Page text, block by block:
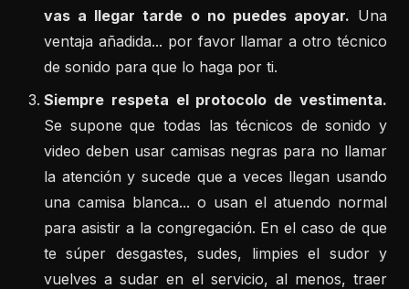
vas a llegar tarde o no puedes apoyar. Una
ventaja añadida... por favor llamar a otro técnico
de sonido para que lo haga por ti.
Siempre respeta el protocolo de vestimenta.
Se supone que todas las técnicos de sonido y
video deben usar camisas negras para no llamar
la atención y sucede que a veces llegan usando
una camisa blanca... o usan el atuendo normal
para asistir a la congregación. En el caso de que
te súper desgastes, sudes, limpies el sudor y
vuelves a sudar en el servicio, al menos, traer